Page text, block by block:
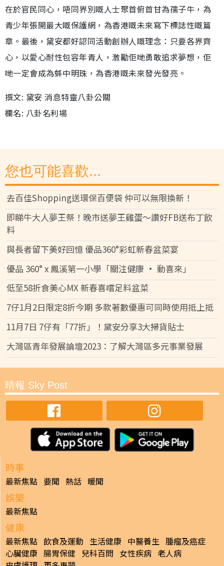
在於官民同心，唔同界別嘅人士聚首俯首甘為孺子牛，為
青少年張開最大嘅保護網，為香港嘅未來寫下標誌性嘅篇
章。最後，黛安都好認同活動創辦人嘅理念：只要各界齊
心，以愛心耐性包容年青人，激勵佢哋勇敢追求夢想，佢
哋一定會成為蚌中明珠，為香港嘅未來發光發亮。
撰文: 黛安 消息特靈八卦公關
欄名: 八卦名利場
您也可能喜歡...
去百佳Shopping送環保百便袋 仲可以無限換新！
即睇牛大人夢王祭！晚市送夢王雞蛋～讚好FB送布丁飲
料
與長者留下美好回憶 優品360°彩虹新春盆菜宴
優品 360° x 鳳溪第一小學「關注健康 • 動喜來」
低至58折食美心MX 新春喜嚐足料盆菜
7仔1月2日限定8折今期 多款著數優惠可同時使用抵上抵
11月7日 7仔有「77折」！黛安分享3大掃貨貼士
大灣區青年發展論壇2023：了解大灣區多元事業發展
晴報 Sky Post
時事
最新焦點 要聞 熱話 暖聞
娛樂
最新焦點
健康
最新焦點 飲食及運動 生活健康 中醫養生 腫瘤及癌症
心臟健康 腸胃保健 兒科百問 女性疾病 老人病